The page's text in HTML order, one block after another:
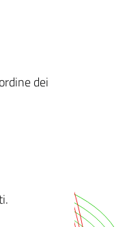
dei